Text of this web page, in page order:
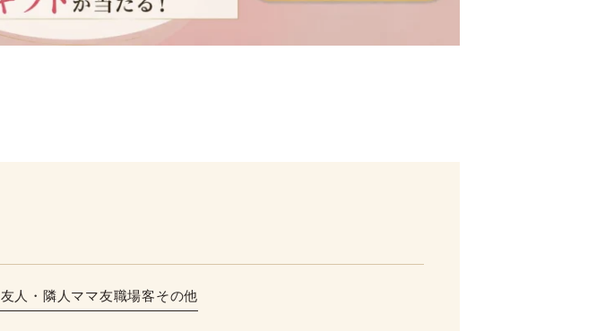
友人・隣人ママ友職場客その他